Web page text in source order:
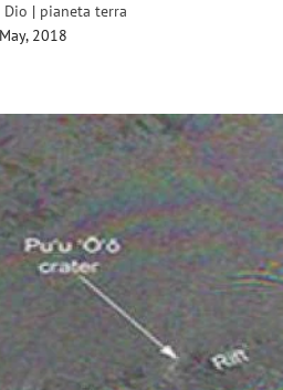
Dio | pianeta terra
2018